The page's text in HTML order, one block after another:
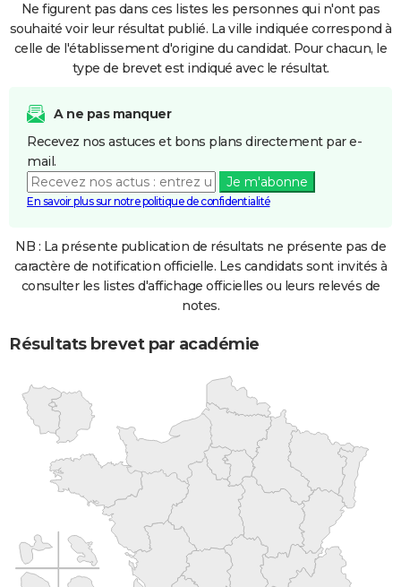
Ne figurent pas dans ces listes les personnes qui n'ont pas
souhaité voir leur résultat publié. La ville indiquée correspond à
celle de l'établissement d'origine du candidat. Pour chacun, le
type de brevet est indiqué avec le résultat.
A ne pas manquer
Recevez nos astuces et bons plans directement par e-
mail.
Je m'abonne
En savoir plus sur notre politique de confidentialité
NB : La présente publication de résultats ne présente pas de
caractère de notification officielle. Les candidats sont invités à
consulter les listes d'affichage officielles ou leurs relevés de
notes.
Résultats brevet par académie